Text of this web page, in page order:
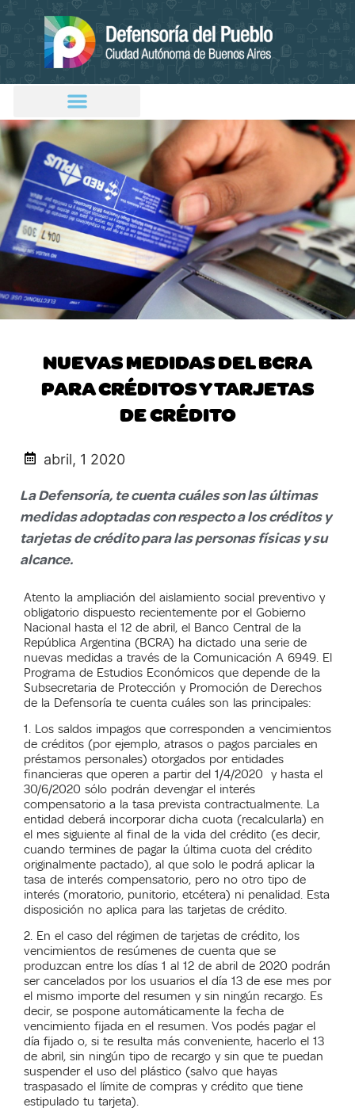
NUEVAS MEDIDAS DEL BCRA
PARA CRÉDITOS Y TARJETAS
DE CRÉDITO
abril, 1 2020
La Defensoría, te cuenta cuáles son las últimas
medidas adoptadas con respecto a los créditos y
tarjetas de crédito para las personas físicas y su
alcance.
Atento la ampliación del aislamiento social preventivo y
obligatorio dispuesto recientemente por el Gobierno
Nacional hasta el 12 de abril, el Banco Central de la
República Argentina (BCRA) ha dictado una serie de
nuevas medidas a través de la Comunicación A 6949. El
Programa de Estudios Económicos que depende de la
Subsecretaria de Protección y Promoción de Derechos
de la Defensoría te cuenta cuáles son las principales:
1. Los saldos impagos que corresponden a vencimientos
de créditos (por ejemplo, atrasos o pagos parciales en
préstamos personales) otorgados por entidades
financieras que operen a partir del 1/4/2020 y hasta el
30/6/2020 sólo podrán devengar el interés
compensatorio a la tasa prevista contractualmente. La
entidad deberá incorporar dicha cuota (recalcularla) en
el mes siguiente al final de la vida del crédito (es decir,
cuando termines de pagar la última cuota del crédito
originalmente pactado), al que solo le podrá aplicar la
tasa de interés compensatorio, pero no otro tipo de
interés (moratorio, punitorio, etcétera) ni penalidad. Esta
disposición no aplica para las tarjetas de crédito.
2. En el caso del régimen de tarjetas de crédito, los
vencimientos de resúmenes de cuenta que se
produzcan entre los días 1 al 12 de abril de 2020 podrán
ser cancelados por los usuarios el día 13 de ese mes por
el mismo importe del resumen y sin ningún recargo. Es
decir, se pospone automáticamente la fecha de
vencimiento fijada en el resumen. Vos podés pagar el
día fijado o, si te resulta más conveniente, hacerlo el 13
de abril, sin ningún tipo de recargo y sin que te puedan
suspender el uso del plástico (salvo que hayas
traspasado el límite de compras y crédito que tiene
estipulado tu tarjeta).